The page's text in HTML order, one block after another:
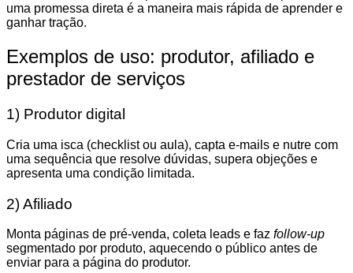
uma promessa direta é a maneira mais rápida de aprender e
ganhar tração.
Exemplos de uso: produtor, afiliado e
prestador de serviços
1) Produtor digital
Cria uma isca (checklist ou aula), capta e-mails e nutre com
uma sequência que resolve dúvidas, supera objeções e
apresenta uma condição limitada.
2) Afiliado
Monta páginas de pré-venda, coleta leads e faz follow-up
segmentado por produto, aquecendo o público antes de
enviar para a página do produtor.